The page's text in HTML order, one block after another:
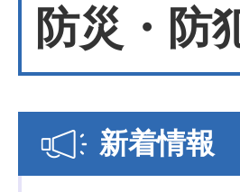
防災・防
新着情報